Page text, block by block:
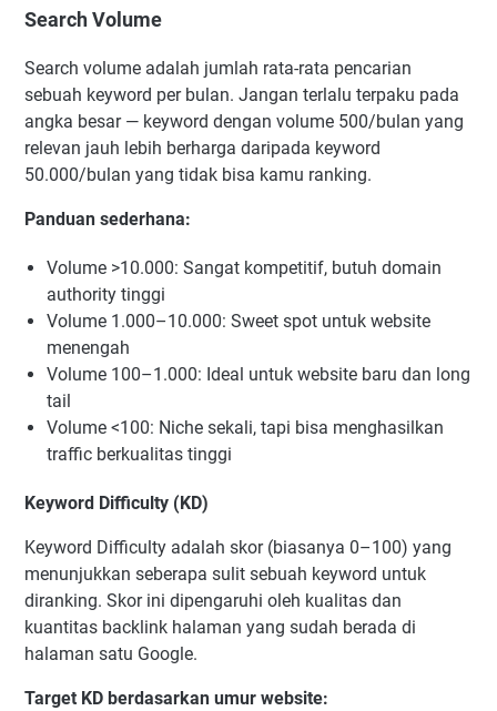
Search Volume
Search volume adalah jumlah rata-rata pencarian
sebuah keyword per bulan. Jangan terlalu terpaku pada
angka besar — keyword dengan volume 500/bulan yang
relevan jauh lebih berharga daripada keyword
50.000/bulan yang tidak bisa kamu ranking.
Panduan sederhana:
Volume >10.000: Sangat kompetitif, butuh domain
authority tinggi
Volume 1.000–10.000: Sweet spot untuk website
menengah
Volume 100–1.000: Ideal untuk website baru dan long
tail
Volume <100: Niche sekali, tapi bisa menghasilkan
traffic berkualitas tinggi
Keyword Difficulty (KD)
Keyword Difficulty adalah skor (biasanya 0–100) yang
menunjukkan seberapa sulit sebuah keyword untuk
diranking. Skor ini dipengaruhi oleh kualitas dan
kuantitas backlink halaman yang sudah berada di
halaman satu Google.
Target KD berdasarkan umur website: